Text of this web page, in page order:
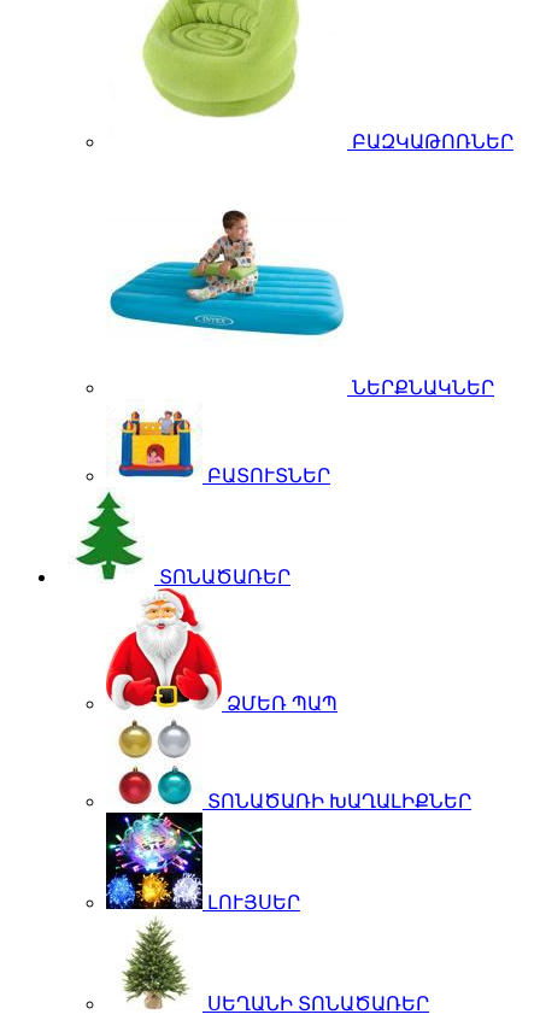
ԲԱԶԿԱԹՈՌՆԵՐ
ՆԵՐՔՆԱԿՆԵՐ
ԲԱՏՈՒՏՆԵՐ
ՏՈՆԱԾԱՌԵՐ
ՁՄԵՌ ՊԱՊ
ՏՈՆԱԾԱՌԻ ԽԱՂԱԼԻՔՆԵՐ
ԼՈՒՅՍԵՐ
ՍԵՂԱՆԻ ՏՈՆԱԾԱՌԵՐ